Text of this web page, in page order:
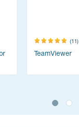
(11)
TeamViewer